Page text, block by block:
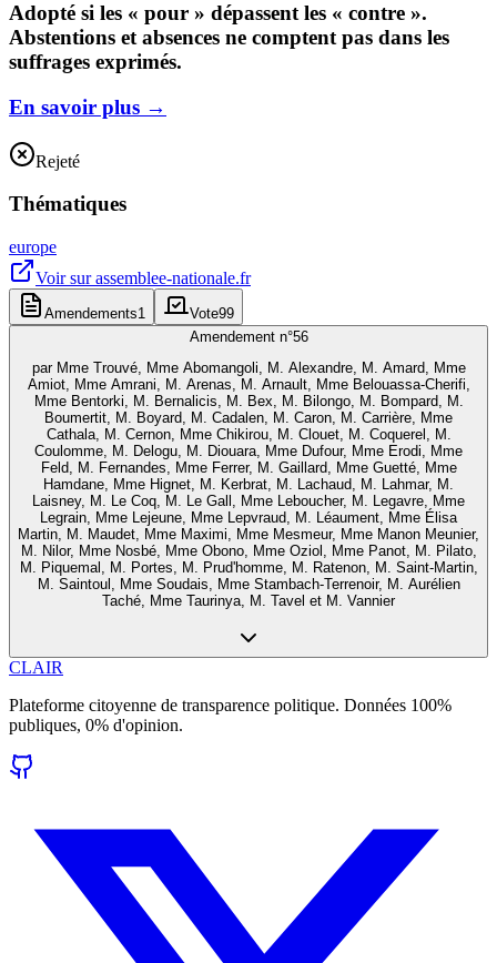
Adopté si les « pour » dépassent les « contre ».
Abstentions et absences ne comptent pas dans les
suffrages exprimés.
En savoir plus →
Rejeté
Thématiques
europe
Voir surassemblee-nationale.fr
Amendements1 Vote99
Amendement n°56
par Mme Trouvé, Mme Abomangoli, M. Alexandre, M. Amard, Mme
Amiot, Mme Amrani, M. Arenas, M. Arnault, Mme Belouassa-Cherifi,
Mme Bentorki, M. Bernalicis, M. Bex, M. Bilongo, M. Bompard, M.
Boumertit, M. Boyard, M. Cadalen, M. Caron, M. Carrière, Mme
Cathala, M. Cernon, Mme Chikirou, M. Clouet, M. Coquerel, M.
Coulomme, M. Delogu, M. Diouara, Mme Dufour, Mme Erodi, Mme
Feld, M. Fernandes, Mme Ferrer, M. Gaillard, Mme Guetté, Mme
Hamdane, Mme Hignet, M. Kerbrat, M. Lachaud, M. Lahmar, M.
Laisney, M. Le Coq, M. Le Gall, Mme Leboucher, M. Legavre, Mme
Legrain, Mme Lejeune, Mme Lepvraud, M. Léaument, Mme Élisa
Martin, M. Maudet, Mme Maximi, Mme Mesmeur, Mme Manon Meunier,
M. Nilor, Mme Nosbé, Mme Obono, Mme Oziol, Mme Panot, M. Pilato,
M. Piquemal, M. Portes, M. Prud'homme, M. Ratenon, M. Saint-Martin,
M. Saintoul, Mme Soudais, Mme Stambach-Terrenoir, M. Aurélien
Taché, Mme Taurinya, M. Tavel et M. Vannier
CLAIR
Plateforme citoyenne de transparence politique. Données 100%
publiques, 0% d'opinion.